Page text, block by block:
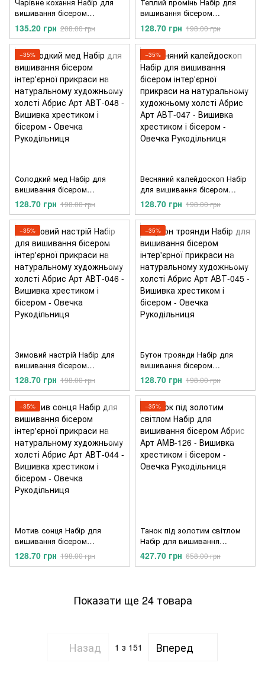
Чарівне кохання Набір для
вишивання бісером
інтер'єрної прикраси Абрис
Арт ABT-050
135.20 грн 208.00 грн
Теплий промінь Набір для
вишивання бісером
інтер'єрної прикраси на
натуральному художньому
холсті Абрис Арт АВТ-049
128.70 грн 198.00 грн
−35%
Солодкий мед Набір для
вишивання бісером
інтер'єрної прикраси на
натуральному художньому
холсті Абрис Арт АВТ-048
128.70 грн 198.00 грн
−35%
Весняний калейдоскоп Набір
для вишивання бісером
інтер'єрної прикраси на
натуральному художньому
холсті Абрис Арт АВТ-047
128.70 грн 198.00 грн
−35%
Зимовий настрій Набір для
вишивання бісером
інтер'єрної прикраси на
натуральному художньому
холсті Абрис Арт АВТ-046
128.70 грн 198.00 грн
−35%
Бутон троянди Набір для
вишивання бісером
інтер'єрної прикраси на
натуральному художньому
холсті Абрис Арт АВТ-045
128.70 грн 198.00 грн
−35%
Мотив сонця Набір для
вишивання бісером
інтер'єрної прикраси на
натуральному художньому
128.70 грн 198.00 грн
−35%
Танок під золотим світлом
Набір для вишивання
бісером Абрис Арт AMB-126
427.70 грн 658.00 грн
Показати ще 24 товара
Назад 1 з 151 Вперед